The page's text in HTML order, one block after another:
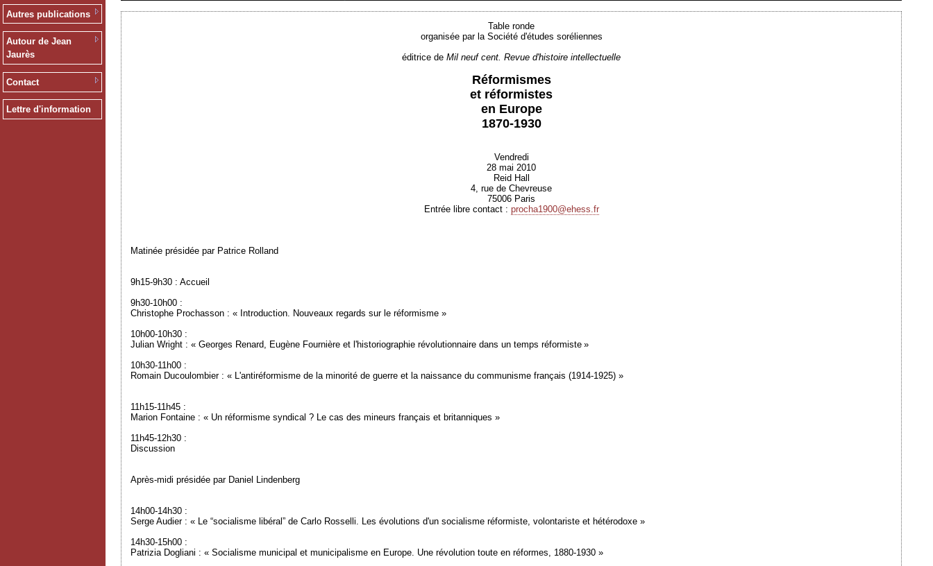
Autres publications
Autour de Jean
Jaurès
Contact
Lettre d'information
Table ronde
organisée par la Société d'études soréliennes
éditrice deMil neuf cent. Revue d'histoire intellectuelle
Réformismes
et réformistes
en Europe
1870-1930
Vendredi
28 mai 2010
Reid Hall
4, rue de Chevreuse
75006 Paris
Entrée libre contact : procha1900@ehess.fr
Matinée présidée par Patrice Rolland
9h15-9h30 : Accueil
9h30-10h00 :
Christophe Prochasson : « Introduction. Nouveaux regards sur le réformisme »
10h00-10h30 :
Julian Wright : « Georges Renard, Eugène Fournière et l'historiographie révolutionnaire dans un temps réformiste »
10h30-11h00 :
Romain Ducoulombier : « L'antiréformisme de la minorité de guerre et la naissance du communisme français (1914-1925) »
11h15-11h45 :
Marion Fontaine : « Un réformisme syndical ? Le cas des mineurs français et britanniques »
11h45-12h30 :
Discussion
Après-midi présidée par Daniel Lindenberg
14h00-14h30 :
Serge Audier : « Le “socialisme libéral” de Carlo Rosselli. Les évolutions d'un socialisme réformiste, volontariste et hétérodoxe »
14h30-15h00 :
Patrizia Dogliani : « Socialisme municipal et municipalisme en Europe. Une révolution toute en réformes, 1880-1930 »